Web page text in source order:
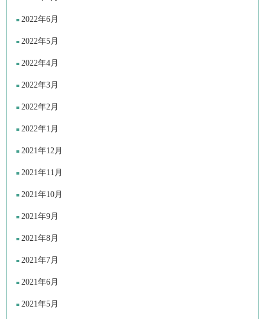
2022年6月
2022年5月
2022年4月
2022年3月
2022年2月
2022年1月
2021年12月
2021年11月
2021年10月
2021年9月
2021年8月
2021年7月
2021年6月
2021年5月